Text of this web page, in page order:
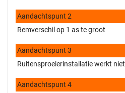
Aandachtspunt 2
Remverschil op 1 as te groot
Aandachtspunt 3
Ruitensproeierinstallatie werkt niet
Aandachtspunt 4